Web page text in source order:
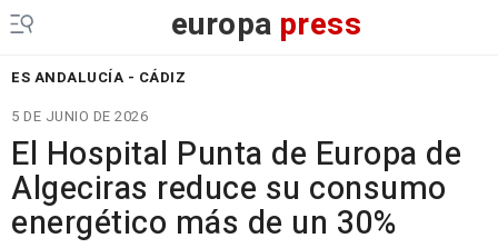
europa press
ES ANDALUCÍA - CÁDIZ
5 DE JUNIO DE 2026
El Hospital Punta de Europa de
Algeciras reduce su consumo
energético más de un 30%